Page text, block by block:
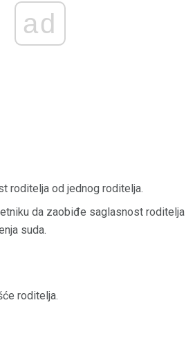
ad
roditelja od jednog roditelja.
da zaobiđe saglasnost roditelja
suda.
roditelja.